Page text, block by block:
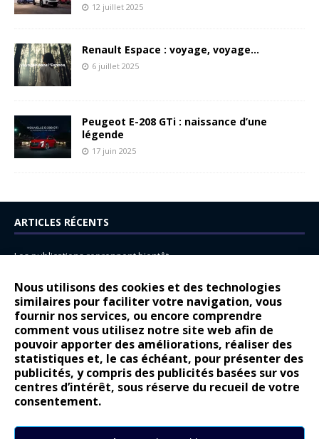
Nous utilisons des cookies et des technologies
similaires pour faciliter votre navigation, vous
fournir nos services, ou encore comprendre
comment vous utilisez notre site web afin de
pouvoir apporter des améliorations, réaliser des
statistiques et, le cas échéant, pour présenter des
publicités, y compris des publicités basées sur vos
centres d’intérêt, sous réserve du recueil de votre
consentement.
12 juillet 2025
Renault Espace : voyage, voyage…
6 juillet 2025
Peugeot E-208 GTi : naissance d’une
légende
17 juin 2025
ARTICLES RÉCENTS
Les publications reprennent bientôt…
14 juillet : nouveau film de marque pour Citroën
Renault Espace : voyage, voyage…
Peugeot E-208 GTi : naissance d’une légende
COMMENTAIRES RÉCENTS
Bernard Dardartdans
Gilly